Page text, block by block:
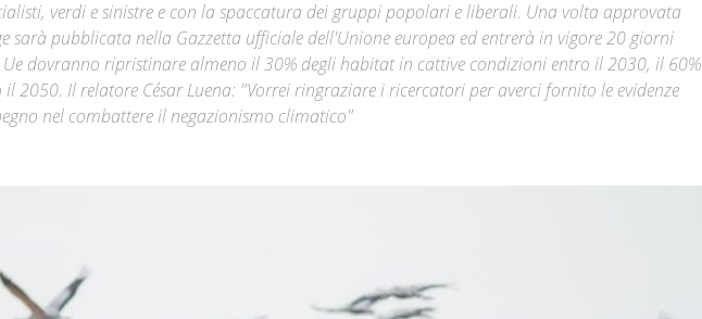
Città
verdi e sinistre e con la spaccatura dei gruppi popolari e liberali. Una volta approvata
sarà pubblicata nella Gazzetta ufficiale dell'Unione europea ed entrerà in vigore 20 giorni
Ue dovranno ripristinare almeno il 30% degli habitat in cattive condizioni entro il 2030, il 60%
2050. Il relatore César Luena: "Vorrei ringraziare i ricercatori per averci fornito le evidenze
nel combattere il negazionismo climatico"